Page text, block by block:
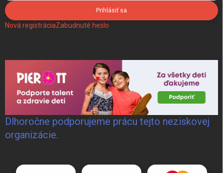
Prihlásiť sa
Nová registráciaZabudnuté heslo
Dlhoročne podporujeme prácu tejto neziskovej
organizácie.